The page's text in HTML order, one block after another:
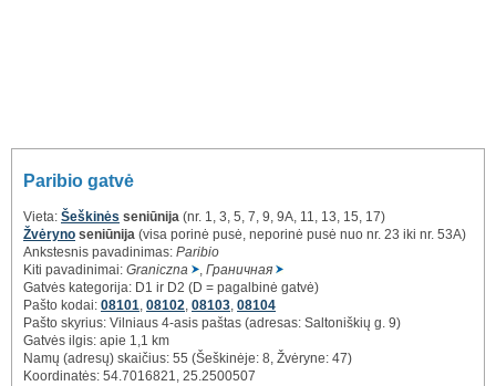
Paribio gatvė
Vieta: Šeškinės seniūnija (nr. 1, 3, 5, 7, 9, 9A, 11, 13, 15, 17)
Žvėryno seniūnija (visa porinė pusė, neporinė pusė nuo nr. 23 iki nr. 53A)
Ankstesnis pavadinimas: Paribio
Kiti pavadinimai: Graniczna
Граничная
Gatvės kategorija: D1 ir D2 (D = pagalbinė gatvė)
Pašto kodai: 08101 08102 08103 08104
Pašto skyrius: Vilniaus 4-asis paštas (adresas: Saltoniškių g. 9)
Gatvės ilgis: apie 1,1 km
Namų (adresų) skaičius: 55 (Šeškinėje: 8, Žvėryne: 47)
Koordinatės: 54.7016821, 25.2500507